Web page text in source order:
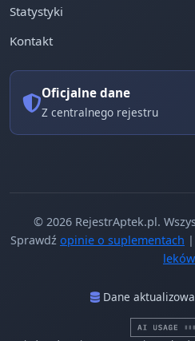
Statystyki
Kontakt
Oficjalne dane
Z centralnego rejestru
© 2026 RejestrAptek.pl.
Sprawdź opinie o suplementach |
leków
Dane